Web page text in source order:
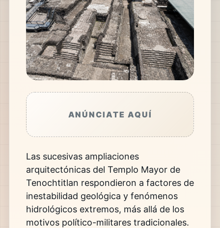
ANÚNCIATE AQUÍ
Las sucesivas ampliaciones
arquitectónicas del Templo Mayor de
Tenochtitlan respondieron a factores de
inestabilidad geológica y fenómenos
hidrológicos extremos, más allá de los
motivos político-militares tradicionales.